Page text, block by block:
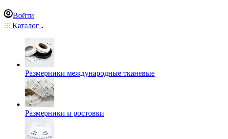
Войти
Каталог
Размерники международные тканевые
Размерники и ростовки